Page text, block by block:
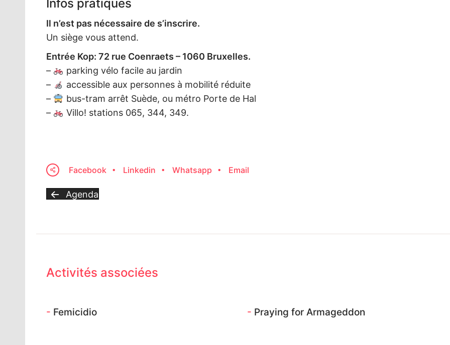
Infos pratiques
Il n’est pas nécessaire de s’inscrire.
Un siège vous attend.
Entrée Kop: 72 rue Coenraets – 1060 Bruxelles.
–
parking vélo facile au jardin
–
accessible aux personnes à mobilité réduite
–
bus-tram arrêt Suède, ou métro Porte de Hal
–
Villo! stations 065, 344, 349.
Facebook Linkedin Whatsapp Email
Agenda
Activités associées
- Femicidio - Praying for Armageddon